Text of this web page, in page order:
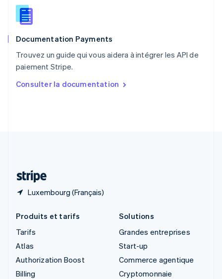
Documentation Payments
Trouvez un guide qui vous aidera à intégrer les API de
paiement Stripe.
Consulter la documentation
Luxembourg (Français)
English
Roumanie
Royaume-Uni
Singapour
English 简体中文
English
Produits et tarifs
Tarifs
Atlas
Authorization Boost
Billing
Solutions
Grandes entreprises
Start-up
Commerce agentique
Cryptomonnaie